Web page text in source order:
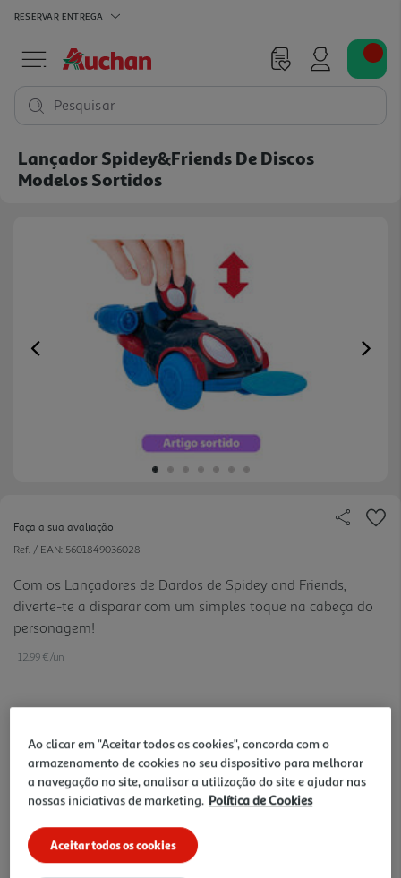
RESERVAR ENTREGA
Pesquisar
Lançador Spidey&friends De Discos
Modelos Sortidos
Previous
Faça a sua avaliação
Ref. / EAN: 5601849036028
Com os Lançadores de Dardos de Spidey and Friends,
diverte-te a disparar com um simples toque na cabeça do
personagem!
12.99 €/un
12,99 €
Notas de preparação
Ao clicar em "Aceitar todos os cookies", concorda com o
armazenamento de cookies no seu dispositivo para melhorar
a navegação no site, analisar a utilização do site e ajudar nas
nossas iniciativas de marketing. Política de Cookies
Aceitar todos os cookies